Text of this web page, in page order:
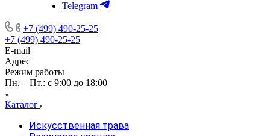
Telegram
+7 (499) 490-25-25
+7 (499) 490-25-25
E-mail
Адрес
Режим работы
Пн. – Пт.: с 9:00 до 18:00
Каталог
Искусственная трава